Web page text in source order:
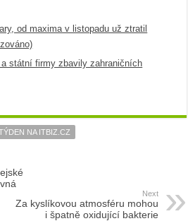
od maxima v listopadu už ztratil
státní firmy zbavily zahraničních
NA ITBIZ.CZ
Next
Za kyslíkovou atmosféru mohou
i špatně oxidující bakterie